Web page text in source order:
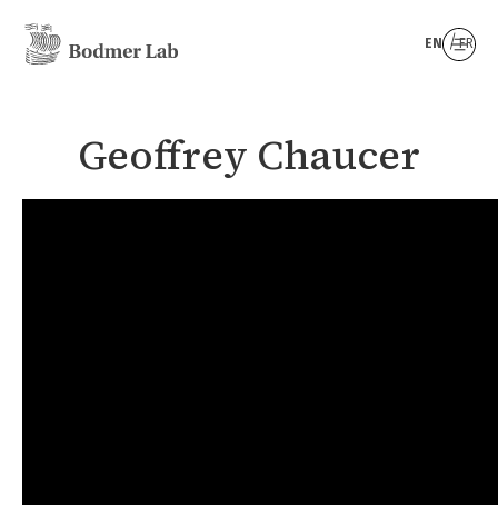
EN FR
Geoffrey Chaucer